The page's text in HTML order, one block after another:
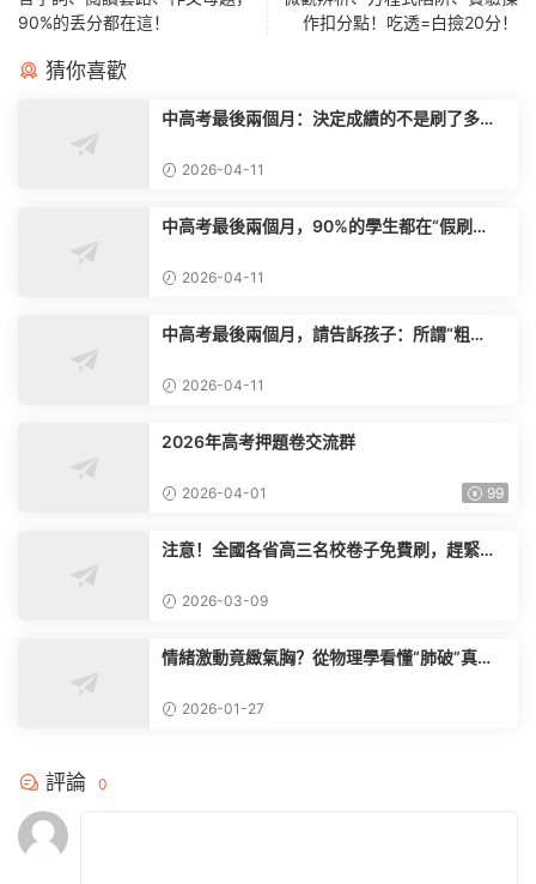
90%的丢分都在這！
作扣分點！吃透=白撿20分！
猜你喜歡
中高考最後兩個月：決定成績的不是刷了多少
2026-04-11
中高考最後兩個月，90%的學生都在“假刷
2026-04-11
中高考最後兩個月，請告訴孩子：所謂“粗
2026-04-11
2026年高考押題卷交流群
2026-04-01 99
注意！全國各省高三名校卷子免費刷，趕緊掃
2026-03-09
情緒激動竟緻氣胸？從物理學看懂“肺破”真
2026-01-27
評論 0